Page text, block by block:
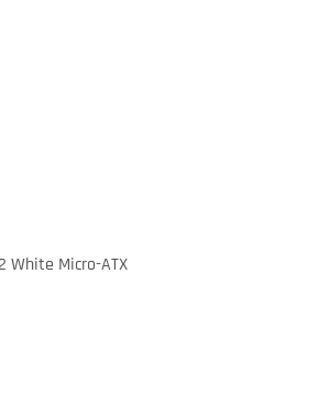
White Micro-ATX